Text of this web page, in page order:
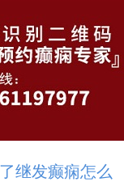
继发癫痫怎么